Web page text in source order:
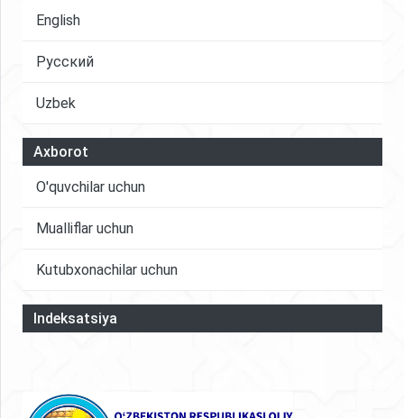
English
Русский
Uzbek
Axborot
O'quvchilar uchun
Mualliflar uchun
Kutubxonachilar uchun
Indeksatsiya